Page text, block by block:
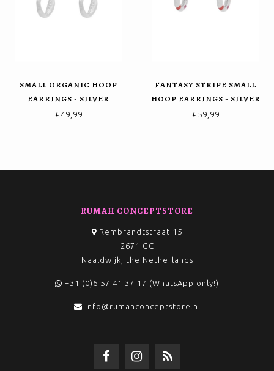
SMALL ORGANIC HOOP
EARRINGS - SILVER
€49,99
FANTASY STRIPE SMALL
HOOP EARRINGS - SILVER
€59,99
RUMAH CONCEPTSTORE
Rembrandtstraat 15
2671 GC
Naaldwijk, the Netherlands
+31 (0)6 57 41 37 17 (WhatsApp only!)
info@rumahconceptstore.nl